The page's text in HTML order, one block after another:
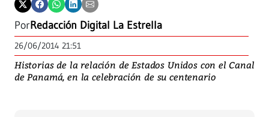
PorRedacción Digital La Estrella
26/06/2014 21:51
Historias de la relación de Estados Unidos con el Canal
de Panamá, en la celebración de su centenario